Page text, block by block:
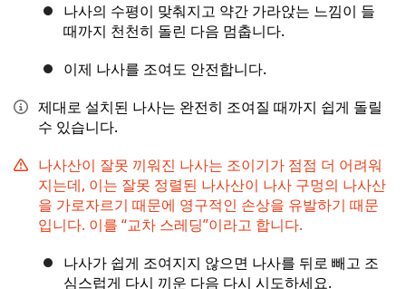
나사의 수평이 맞춰지고 약간 가라앉는 느낌이 들
때까지 천천히 돌린 다음 멈춥니다.
이제 나사를 조여도 안전합니다.
제대로 설치된 나사는 완전히 조여질 때까지 쉽게 돌릴
수 있습니다.
나사산이 잘못 끼워진 나사는 조이기가 점점 더 어려워
지는데, 이는 잘못 정렬된 나사산이 나사 구멍의 나사산
을 가로자르기 때문에 영구적인 손상을 유발하기 때문
입니다. 이를 “교차 스레딩”이라고 합니다.
나사가 쉽게 조여지지 않으면 나사를 뒤로 빼고 조
심스럽게 다시 끼운 다음 다시 시도하세요.